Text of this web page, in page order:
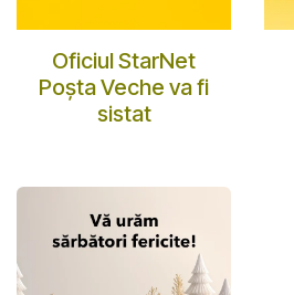
Oficiul StarNet
Poșta Veche va fi
sistat